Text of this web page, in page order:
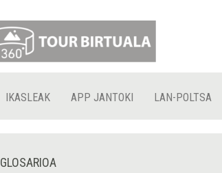
IKASLEAK APP JANTOKI LAN-POLTSA
GLOSARIOA